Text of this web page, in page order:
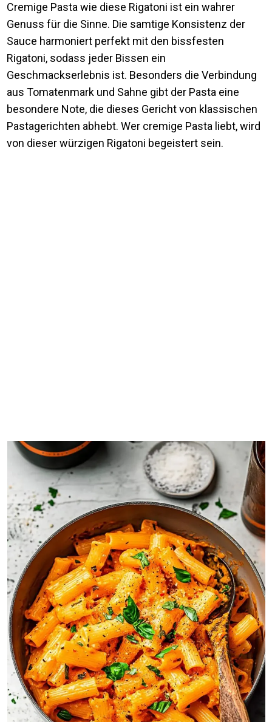
Cremige Pasta wie diese Rigatoni ist ein wahrer
Genuss für die Sinne. Die samtige Konsistenz der
Sauce harmoniert perfekt mit den bissfesten
Rigatoni, sodass jeder Bissen ein
Geschmackserlebnis ist. Besonders die Verbindung
aus Tomatenmark und Sahne gibt der Pasta eine
besondere Note, die dieses Gericht von klassischen
Pastagerichten abhebt. Wer cremige Pasta liebt, wird
von dieser würzigen Rigatoni begeistert sein.